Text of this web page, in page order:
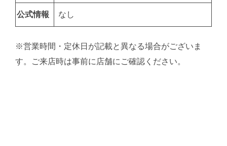
公式情報 なし
※営業時間・定休日が記載と異なる場合がございま
す。ご来店時は事前に店舗にご確認ください。